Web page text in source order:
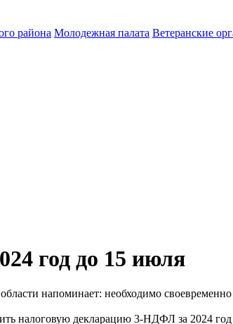
района Молодежная палата Ветеранские
год до 15 июля
напоминает: необходимо
налоговую декларацию 3-НДФЛ за 2024